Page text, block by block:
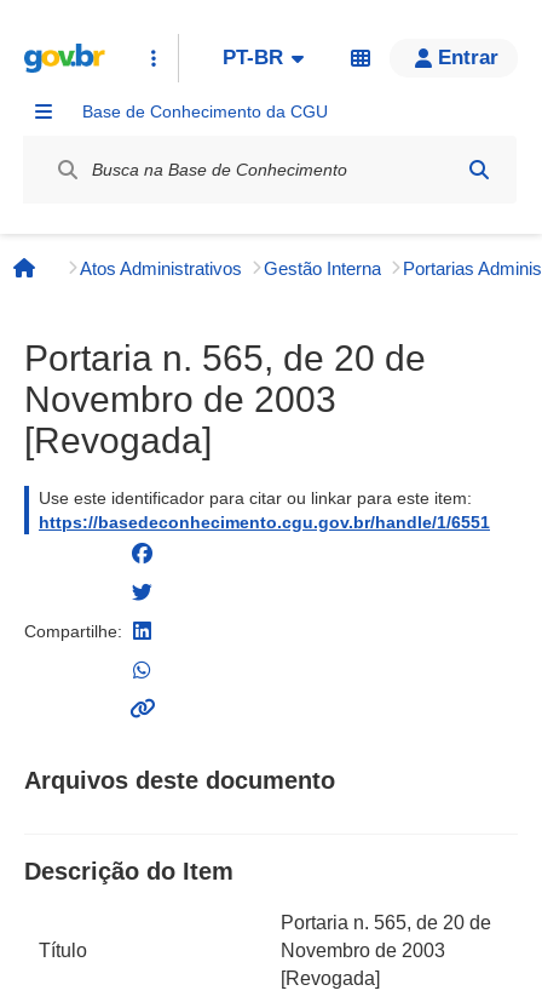
PT-BR Entrar
Base de Conhecimento da CGU
Página inicial
Atos Administrativos Gestão Interna
Portaria n. 565, de 20 de
Novembro de 2003
[Revogada]
Use este identificador para citar ou linkar para este item:
https://basedeconhecimento.cgu.gov.br/handle/1/6551
Compartilhe:
Arquivos deste documento
Descrição do Item
Título
Portaria n. 565, de 20 de
Novembro de 2003
[Revogada]